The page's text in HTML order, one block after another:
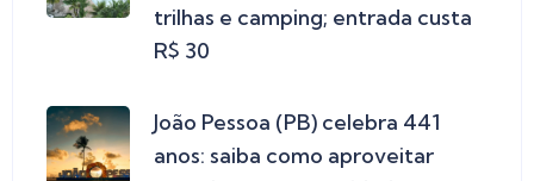
trilhas e camping; entrada custa
R$ 30
João Pessoa (PB) celebra 441
anos: saiba como aproveitar